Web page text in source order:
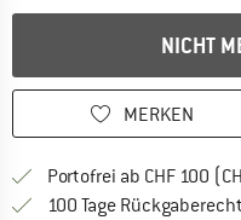
NICHT
MERKEN
Portofrei ab CHF 100
100 Tage Rückgaberecht